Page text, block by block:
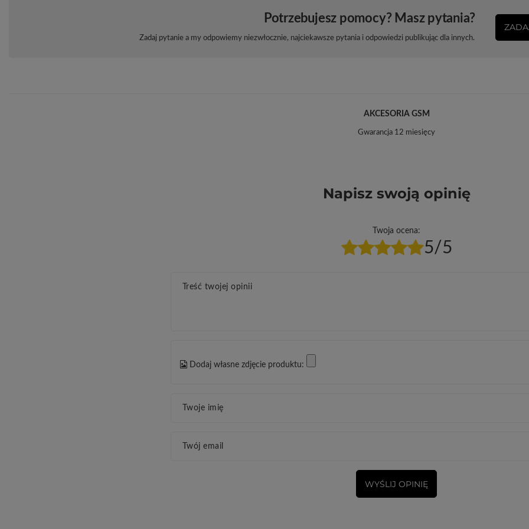
Potrzebujesz pomocy? Masz pytania?
Zadaj pytanie a my odpowiemy niezwłocznie, najciekawsze pytania i odpowiedzi publikując dla innych.
AKCESORIA GSM
Gwarancja 12 miesięcy
Napisz swoją opinię
Twoja ocena:
5/5
Treść twojej opinii
Dodaj własne zdjęcie produktu:
Twoje imię
Twój email
WYŚLIJ OPINIĘ